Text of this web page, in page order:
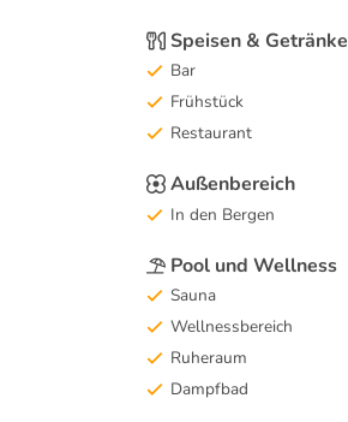
Speisen & Getränke
Bar
Frühstück
Restaurant
Außenbereich
In den Bergen
Pool und Wellness
Sauna
Wellnessbereich
Ruheraum
Dampfbad